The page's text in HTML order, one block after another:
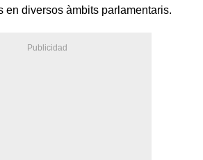
en diversos àmbits parlamentaris.